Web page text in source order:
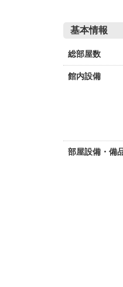
基本情報
総部屋数
館内設備
部屋設備・備